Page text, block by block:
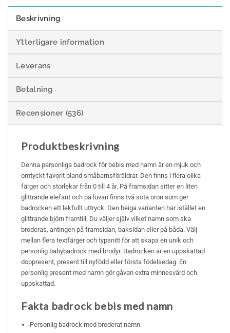
Beskrivning
Ytterligare information
Leverans
Betalning
Recensioner (536)
Produktbeskrivning
Denna personliga badrock för bebis med namn är en mjuk och
omtyckt favorit bland småbarnsföräldrar. Den finns i flera olika
färger och storlekar från 0 till 4 år. På framsidan sitter en liten
glittrande elefant och på luvan finns två söta öron som ger
badrocken ett lekfullt uttryck. Den beiga varianten har istället en
glittrande björn framtill. Du väljer själv vilket namn som ska
broderas, antingen på framsidan, baksidan eller på båda. Välj
mellan flera textfärger och typsnitt för att skapa en unik och
personlig babybadrock med brodyr. Badrocken är en uppskattad
doppresent, present till nyfödd eller första födelsedag. En
personlig present med namn gör gåvan extra minnesvärd och
uppskattad.
Fakta badrock bebis med namn
Personlig badrock med broderat namn.